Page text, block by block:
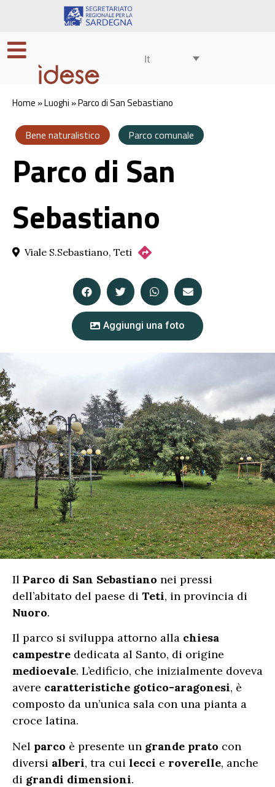
It
Home »Luoghi »Parco di San Sebastiano
Bene naturalistico Parco comunale
Parco di San
Sebastiano
Viale S.Sebastiano, Teti
Aggiungi una foto
Il Parco di San Sebastiano nei pressi
dell’abitato del paese di Teti, in provincia di
Nuoro.
Il parco si sviluppa attorno alla chiesa
campestre dedicata al Santo, di origine
medioevale. L’edificio, che inizialmente doveva
avere caratteristiche gotico-aragonesi, è
composto da un’unica sala con una pianta a
croce latina.
Nel parco è presente un grande prato con
diversi alberi, tra cui lecci e roverelle, anche
di grandi dimensioni.